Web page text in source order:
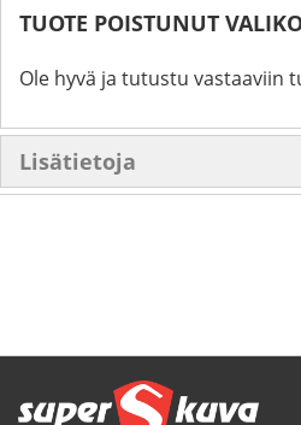
TUOTE POISTUNUT
Ole hyvä ja tutustu vastaaviin
Lisätietoja